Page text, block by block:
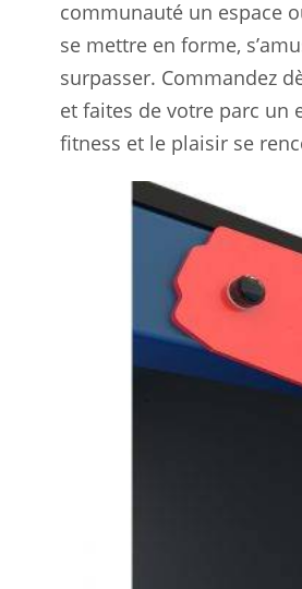
communauté un espace
se mettre en forme,
surpasser. Commandez
et faites de votre parc un
fitness et le plaisir se